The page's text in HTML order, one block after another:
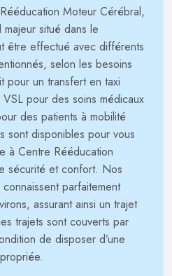
Moteur Cérébral,
situé dans le
être effectué avec différents
selon les besoins
pour un transfert en taxi
pour des soins médicaux
des patients à mobilité
sont disponibles pour vous
à Centre Rééducation
sécurité et confort. Nos
parfaitement
assurant ainsi un trajet
trajets sont couverts par
de disposer d’une